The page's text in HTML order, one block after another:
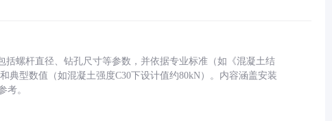
螺杆直径、钻孔尺寸等参数，并依据专业标准（如《混凝土结
典型数值（如混凝土强度C30下设计值约80kN）。内容涵盖安装
考。